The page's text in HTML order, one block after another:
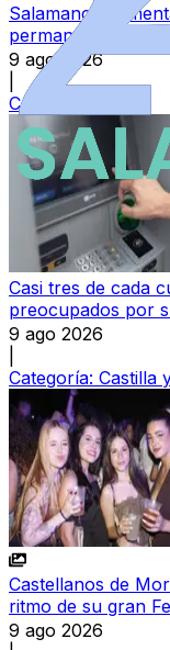
Salamanca
permanece en la
9 ago 2026
Categoría:
Casi tres de cada
preocupados por
9 ago 2026
Categoría: Castilla
Castellanos de
ritmo de su gran
9 ago 2026